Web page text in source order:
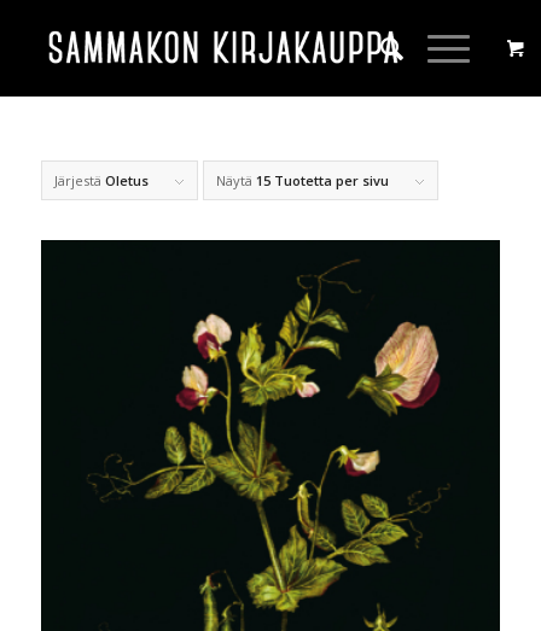
Järjestä Oletus Näytä 15 Tuotetta per sivu